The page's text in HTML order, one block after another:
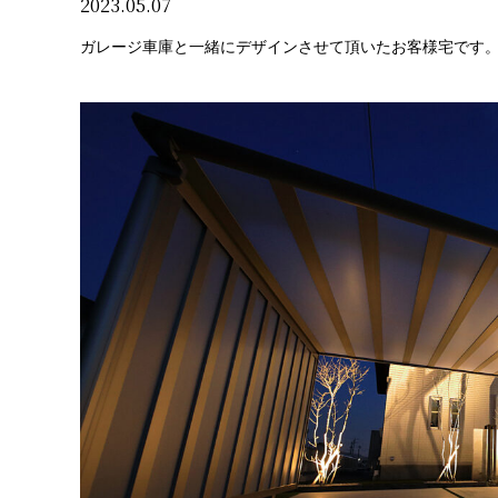
ガレージ車庫と一緒にデザインさせて頂いたお客様宅です